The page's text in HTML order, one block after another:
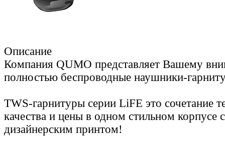
Описание
Компания QUMO представляет Вашему
полностью беспроводные наушники-
TWS-гарнитуры серии LiFE это сочетание
качества и цены в одном стильном корпусе
дизайнерским принтом!